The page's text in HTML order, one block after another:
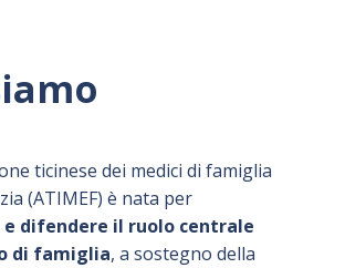
ticinese dei medici di famiglia
(ATIMEF) è nata per
e difendere il ruolo centrale
di famiglia, a sostegno della